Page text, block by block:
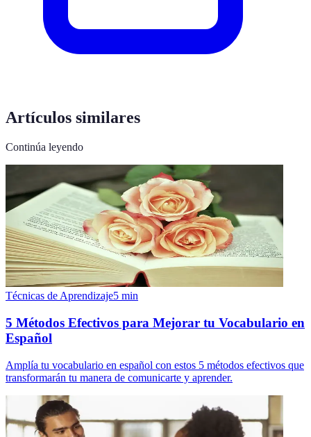
Artículos similares
Continúa leyendo
Técnicas de Aprendizaje5 min
5 Métodos Efectivos para Mejorar tu Vocabulario en
Español
Amplía tu vocabulario en español con estos 5 métodos efectivos que
transformarán tu manera de comunicarte y aprender.